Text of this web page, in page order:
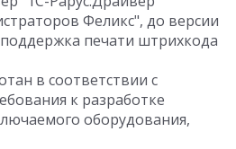
Феликс", до версии
поддержка печати штрихкода
в соответствии с
к разработке
оборудования,